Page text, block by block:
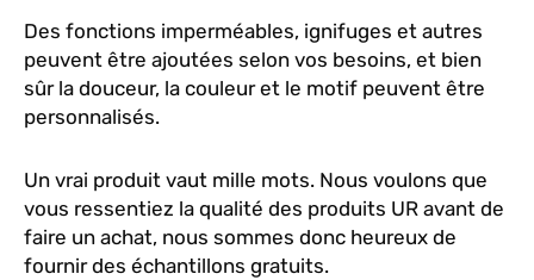
Des fonctions imperméables, ignifuges et autres
peuvent être ajoutées selon vos besoins, et bien
sûr la douceur, la couleur et le motif peuvent être
personnalisés.
Un vrai produit vaut mille mots. Nous voulons que
vous ressentiez la qualité des produits UR avant de
faire un achat, nous sommes donc heureux de
fournir des échantillons gratuits.